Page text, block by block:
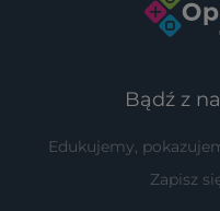
Bądź z
Edukujemy,
Zapisz